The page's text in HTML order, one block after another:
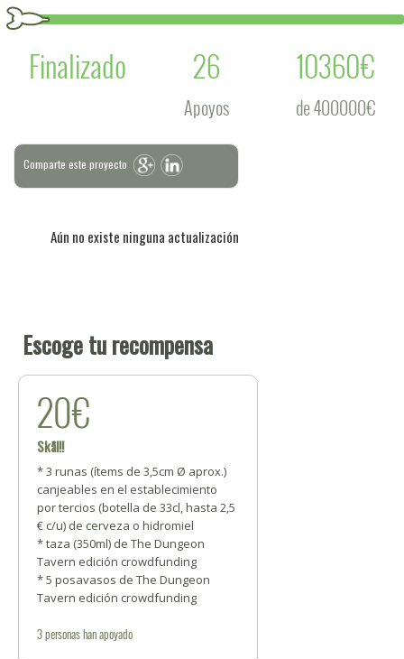
Finalizado
26
Apoyos
10360€
de 400000€
Comparte este proyecto
Aún no existe ninguna actualización
Escoge tu recompensa
20€
Skål!!
* 3 runas (ítems de 3,5cm Ø aprox.)
canjeables en el establecimiento
por tercios (botella de 33cl, hasta 2,5
€ c/u) de cerveza o hidromiel
* taza (350ml) de The Dungeon
Tavern edición crowdfunding
* 5 posavasos de The Dungeon
Tavern edición crowdfunding
3personashan apoyado